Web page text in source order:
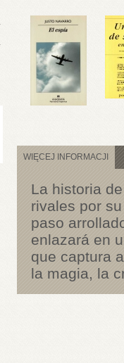
WIĘCEJ INFORMACJI
La historia
rivales por
paso
enlazará en
que captura
la magia, la